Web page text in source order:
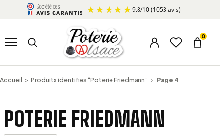
Aller au contenu 9.8/10(1053 avis)
Rechercher un produit
Menu du compte
Liste Panier
0
Accueil > Produits identifiés “Poterie Friedmann” > Page 4
POTERIE FRIEDMANN